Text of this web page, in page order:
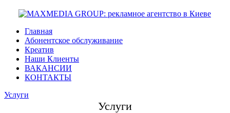
Главная
Абонентское обслуживание
Креатив
Наши Клиенты
ВАКАНСИИ
КОНТАКТЫ
Услуги
Услуги